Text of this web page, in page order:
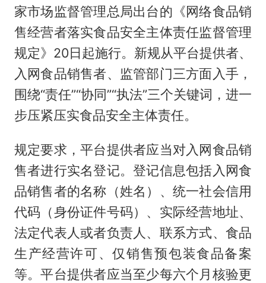
家市场监督管理总局出台的《网络食品销
售经营者落实食品安全主体责任监督管理
规定》20日起施行。新规从平台提供者、
入网食品销售者、监管部门三方面入手，
围绕“责任”“协同”“执法”三个关键词，进一
步压紧压实食品安全主体责任。
规定要求，平台提供者应当对入网食品销
售者进行实名登记。登记信息包括入网食
品销售者的名称（姓名）、统一社会信用
代码（身份证件号码）、实际经营地址、
法定代表人或者负责人、联系方式、食品
生产经营许可、仅销售预包装食品备案
等。平台提供者应当至少每六个月核验更